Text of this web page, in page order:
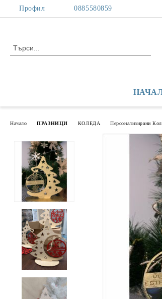
Профил 0885580859
Начало ПРАЗНИЦИ КОЛЕДА Персонализирани